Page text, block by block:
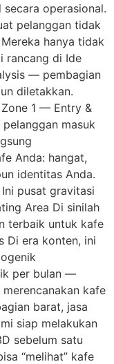
operasional.
pelanggan tidak
hanya tidak
rancang di Ide
— pembagian
diletakkan.
1 — Entry &
masuk
Anda: hangat,
identitas Anda.
pusat gravitasi
Area Di sinilah
terbaik untuk kafe
Di era konten, ini
per bulan —
kafe
barat, jasa
siap melakukan
sebelum satu
“melihat” kafe